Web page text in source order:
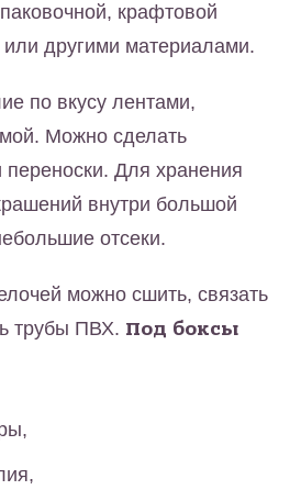
крафтовой
другими материалами.
по вкусу лентами,
Можно сделать
переноски. Для хранения
внутри большой
отсеки.
можно сшить, связать
трубы ПВХ. Под боксы